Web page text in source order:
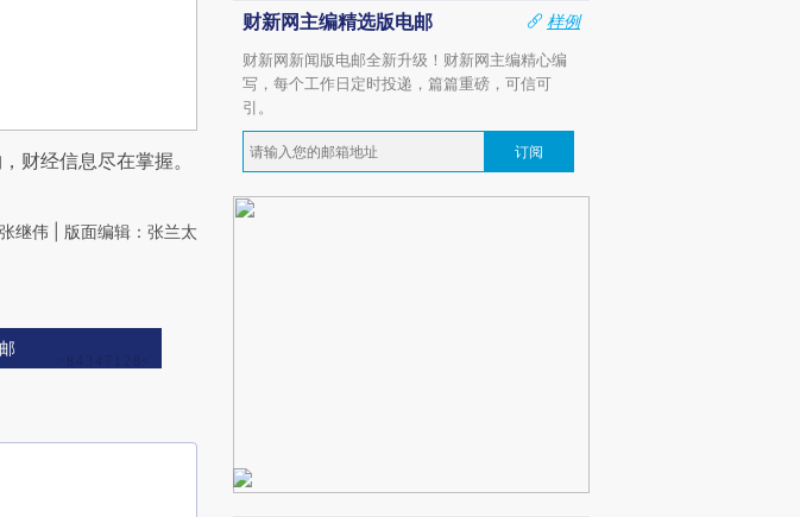
财经信息尽在掌握。
继伟 | 版面编辑：张兰太
财新网主编精选版电邮
样例
财新网新闻版电邮全新升级！财新网主编精心编
写，每个工作日定时投递，篇篇重磅，可信可
引。
订阅